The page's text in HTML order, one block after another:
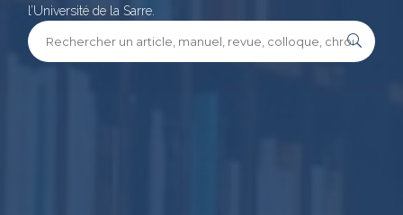
l’Université de la Sarre.